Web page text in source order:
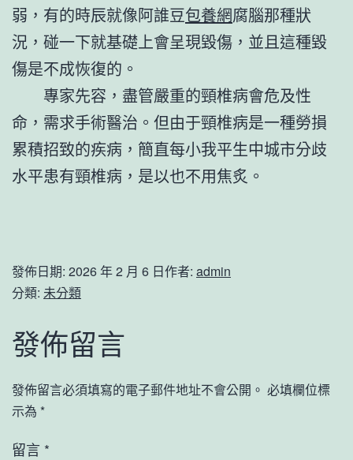
弱，有的時辰就像阿誰豆包養網腐腦那種狀
況，碰一下就基礎上會呈現毀傷，並且這種毀
傷是不成恢復的。
專家先容，盡管嚴重的頸椎病會危及性
命，需求手術醫治。但由于頸椎病是一種勞損
累積招致的疾病，簡直每小我平生中城市分歧
水平患有頸椎病，是以也不用焦炙。
發佈日期: 2026 年 2 月 6 日作者: admin
分類: 未分類
發佈留言
發佈留言必須填寫的電子郵件地址不會公開。 必填欄位標
示為 *
留言 *